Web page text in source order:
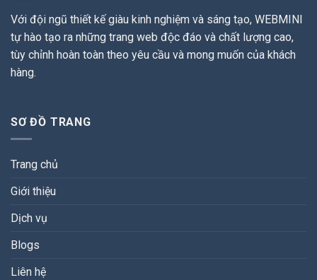
Với đội ngũ thiết kế giàu kinh nghiệm và sáng tạo, WEBMINI
tự hào tạo ra những trang web độc đáo và chất lượng cao,
tùy chỉnh hoàn toàn theo yêu cầu và mong muốn của khách
hàng.
SƠ ĐỒ TRANG
Trang chủ
Giới thiệu
Dịch vụ
Blogs
Liên hệ